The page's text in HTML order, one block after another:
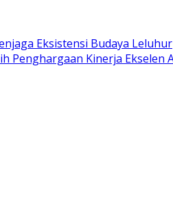
Eksistensi Budaya Leluhur
Penghargaan Kinerja Ekselen